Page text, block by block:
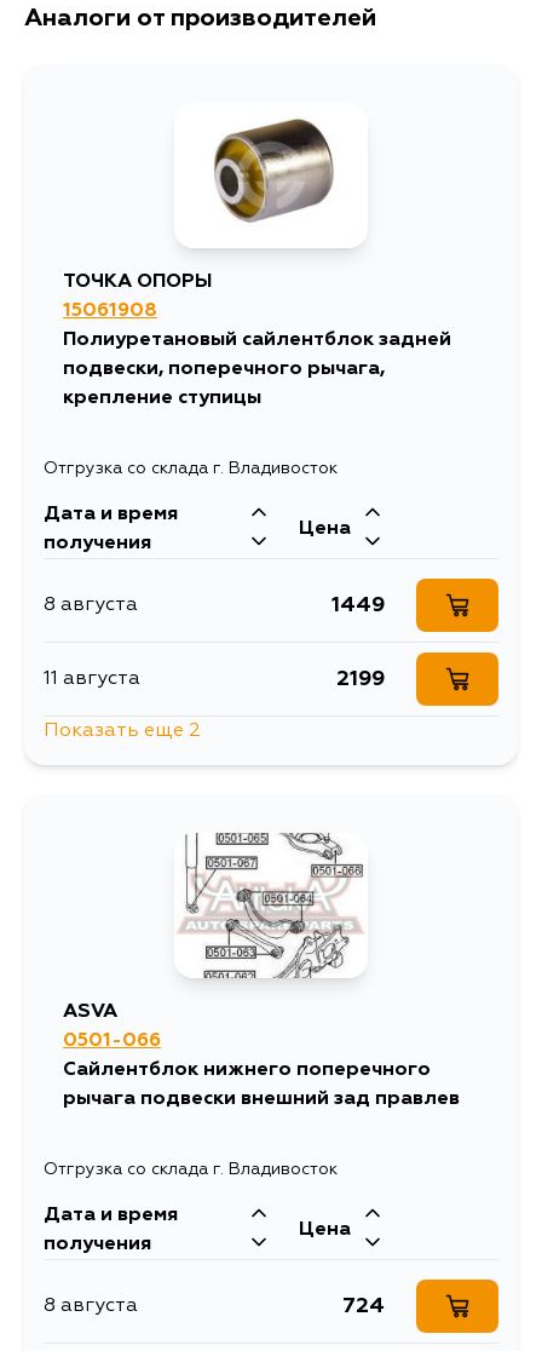
Аналоги от производителей
ТОЧКА ОПОРЫ
15061908
Полиуретановый сайлентблок задней
подвески, поперечного рычага,
крепление ступицы
Отгрузка со склада г. Владивосток
Дата и время
получения
Цена
8 августа 1449
11 августа 2199
Показать еще 2
ASVA
0501-066
Сайлентблок нижнего поперечного
рычага подвески внешний зад правлев
Отгрузка со склада г. Владивосток
Дата и время
получения
Цена
8 августа 724